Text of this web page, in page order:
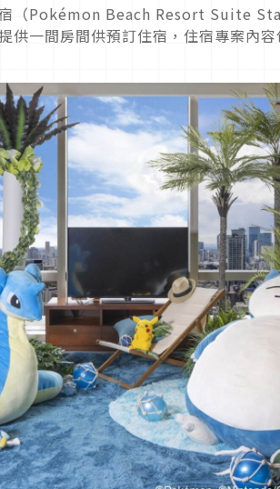
宿（Pokémon Beach Resort Suite
供一間房間供預訂住宿，住宿專案內